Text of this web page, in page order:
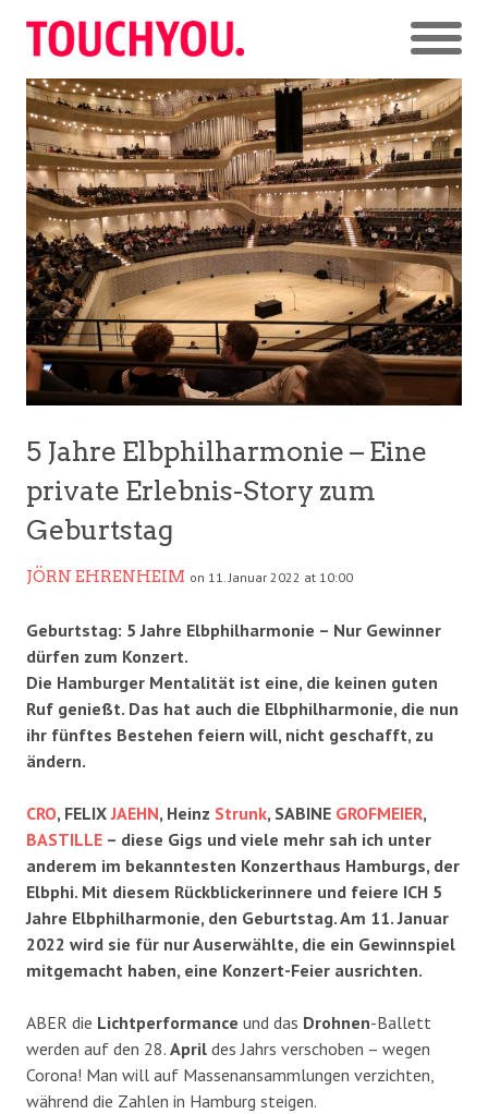
5 Jahre Elbphilharmonie – Eine
private Erlebnis-Story zum
Geburtstag
JÖRN EHRENHEIM on 11. Januar 2022 at 10:00
Geburtstag: 5 Jahre Elbphilharmonie – Nur Gewinner
dürfen zum Konzert.
Die Hamburger Mentalität ist eine, die keinen guten
Ruf genießt. Das hat auch die Elbphilharmonie, die nun
ihr fünftes Bestehen feiern will, nicht geschafft, zu
ändern.
CRO, FELIXJAEHN, Heinz Strunk, SABINE GROFMEIER,
BASTILLE – diese Gigs und viele mehr sah ich unter
anderem im bekanntesten Konzerthaus Hamburgs, der
Elbphi. Mit diesem Rückblickerinnere und feiere ICH 5
Jahre Elbphilharmonie, den Geburtstag. Am 11. Januar
2022 wird sie für nur Auserwählte, die ein Gewinnspiel
mitgemacht haben, eine Konzert-Feier ausrichten.
ABER die Lichtperformance und das Drohnen-Ballett
werden auf den 28. April des Jahrs verschoben – wegen
Corona! Man will auf Massenansammlungen verzichten,
während die Zahlen in Hamburg steigen.